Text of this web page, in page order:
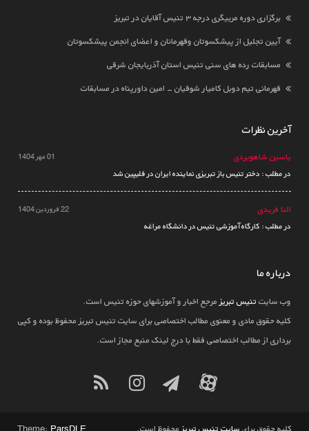
برگزاری دوره مربیگری درجه ۳ تنیس آقایان در تبریز
آیین تجلیل از پیشکسوتان وقهرمانان و اعضای انجمن پیشکسوتان
مسابقات رده های سنی تنیس استان آذربایجان شرقی
قهرمانی تیم دوبل کامیار شوقیان - امین داورپناه در مسابقات
آخرین نظرات
یاسین شاهویردی 01 مهر 1404
در مطلب : دختر تنیس باز تبریزی نماینده ایران در فلیپین شد
النا فریدی 22 فروردین 1404
در مطلب : کارگاه آموزشی تنیس در دانشگاه مراغه
درباره ما
وب سایت تنیس تبریز مرجع اخبار و آموزشهای حوزه تنیس است.
کلیه حقوق مادی و معنوی مطالب اختصاصی برای سایت تنیس تبریز محفوظ بوده و کپی
برداری از مطالب اختصاصی فقط با درج لینک منبع مجاز است.